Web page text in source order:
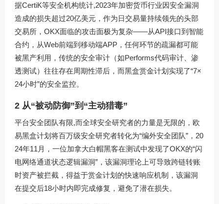
据CertiK等安全机构统计,2023年加密货币行业因安全漏洞
造成的损失超过20亿美元，作为日交易量持续领先的头部
交易所，OKX面临的攻击面极为复杂——从API接口到智能
合约，从Web前端到移动端APP，任何环节的疏漏都可能
被黑产利用，传统的安全审计（如Performs代码审计、渗
透测试）往往存在周期性滞后，而黑盒赏金计划实现了“7×
24小时”的安全监控。
2 从“被动防御”到“主动猎毒”
平台安全团队有限,而全球安全研究者的力量是无限的，欧
易黑盒计划将百万级安全研究者转化为“编外安全团队”，20
24年11月，一位加拿大白帽黑客在测试中发现了OKX的“闪
电网络通道状态逻辑漏洞”，该漏洞理论上可导致跨链转账
时资产被拦截，得益于赏金计划的快速响应机制，该漏洞
在提交后18小时内即完成修复，避免了潜在损失。